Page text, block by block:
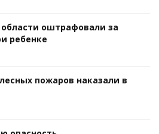
оштрафовали за
ребенке
пожаров наказали в